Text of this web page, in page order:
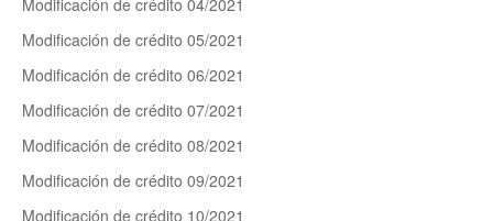
Modificación de crédito 04/2021
Modificación de crédito 05/2021
Modificación de crédito 06/2021
Modificación de crédito 07/2021
Modificación de crédito 08/2021
Modificación de crédito 09/2021
Modificación de crédito 10/2021